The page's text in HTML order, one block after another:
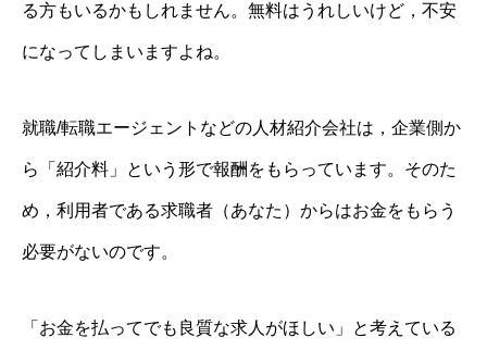
る方もいるかもしれません。無料はうれしいけど，不安
になってしまいますよね。
就職/転職エージェントなどの人材紹介会社は，企業側か
ら「紹介料」という形で報酬をもらっています。そのた
め，利用者である求職者（あなた）からはお金をもらう
必要がないのです。
「お金を払ってでも良質な求人がほしい」と考えている